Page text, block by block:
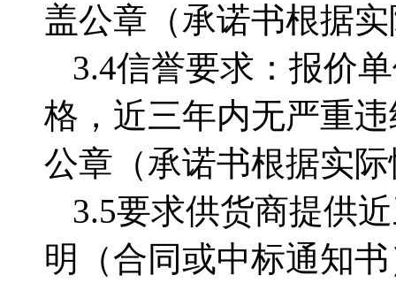
盖公章（承诺书根据
3.4信誉要求：报价
格，近三年内无严重
公章（承诺书根据实
3.5要求供货商提供
明（合同或中标通知